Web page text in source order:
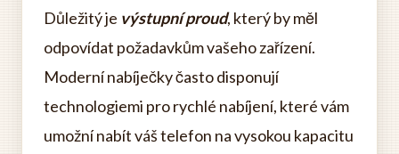
Důležitý je výstupní proud, který by měl
odpovídat požadavkům vašeho zařízení.
Moderní nabíječky často disponují
technologiemi pro rychlé nabíjení, které vám
umožní nabít váš telefon na vysokou kapacitu